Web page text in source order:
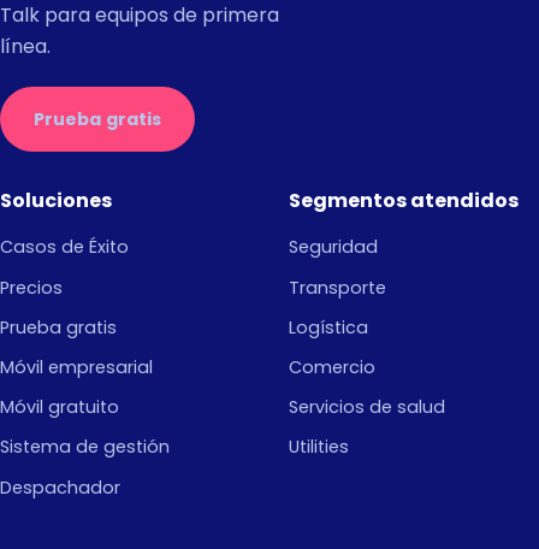
Talk para equipos de primera
línea.
Prueba gratis
Soluciones
Casos de Éxito
Precios
Prueba gratis
Móvil empresarial
Móvil gratuito
Sistema de gestión
Despachador
Segmentos atendidos
Seguridad
Transporte
Logística
Comercio
Servicios de salud
Utilities